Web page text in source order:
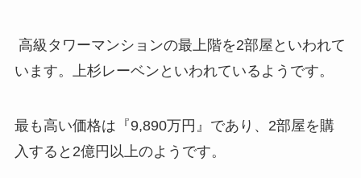
高級タワーマンションの最上階を2部屋といわれて
います。上杉レーベンといわれているようです。
最も高い価格は『9,890万円』であり、2部屋を購
入すると2億円以上のようです。